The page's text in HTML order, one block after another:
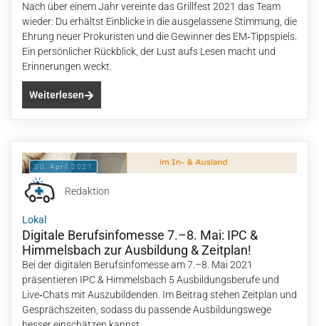
Nach über einem Jahr vereinte das Grillfest 2021 das Team
wieder: Du erhältst Einblicke in die ausgelassene Stimmung, die
Ehrung neuer Prokuristen und die Gewinner des EM‑Tippspiels.
Ein persönlicher Rückblick, der Lust aufs Lesen macht und
Erinnerungen weckt.
Weiterlesen
20. April 2021
Redaktion
Lokal
Digitale Berufsinfomesse 7.–8. Mai: IPC &
Himmelsbach zur Ausbildung & Zeitplan!
Bei der digitalen Berufsinfomesse am 7.–8. Mai 2021
präsentieren IPC & Himmelsbach 5 Ausbildungsberufe und
Live‑Chats mit Auszubildenden. Im Beitrag stehen Zeitplan und
Gesprächszeiten, sodass du passende Ausbildungswege